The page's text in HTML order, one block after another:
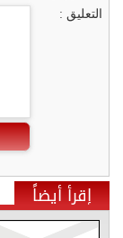
التعليق :
إقرأ أيضاً